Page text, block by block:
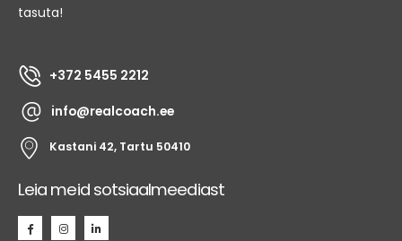
tasuta!
+372 5455 2212
info@realcoach.ee
Kastani 42, Tartu 50410
Leia meid sotsiaalmeediast